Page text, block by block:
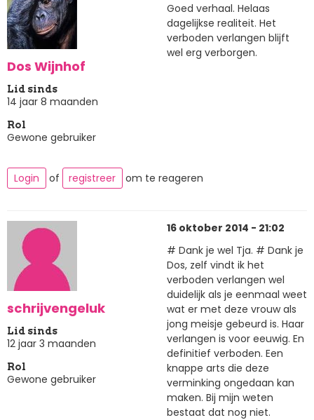
Dos Wijnhof
Lid sinds
14 jaar 8 maanden
Rol
Gewone gebruiker
Goed verhaal. Helaas
dagelijkse realiteit. Het
verboden verlangen blijft
wel erg verborgen.
Login of registreer om te reageren
schrijvengeluk
Lid sinds
12 jaar 3 maanden
Rol
Gewone gebruiker
16 oktober 2014 - 21:02
# Dank je wel Tja. # Dank je
Dos, zelf vindt ik het
verboden verlangen wel
duidelijk als je eenmaal weet
wat er met deze vrouw als
jong meisje gebeurd is. Haar
verlangen is voor eeuwig. En
definitief verboden. Een
knappe arts die deze
verminking ongedaan kan
maken. Bij mijn weten
bestaat dat nog niet.